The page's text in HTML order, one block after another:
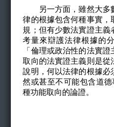
另一方面，雖然大多
律的根據包含何種事實，
規；但有少數法實證主義
考量來辯護法律根據的
「倫理或政治性的法實
取向的法實證主義則是從
說明，何以法律的根據必
然或甚至不可能包含道德
種功能取向的論證。